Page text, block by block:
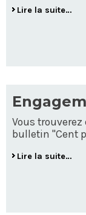
Lire la suite…
Vous
bulletin "Cent
Lire la suite…